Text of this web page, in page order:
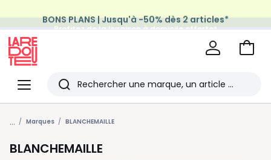
BONS PLANS | Jusqu'à -50% dès 2 articles*
Profitez de la livraison à domicile offerte*
sur tous vos achats Mode & Maison
Menu
Redoute
Rechercher
Les
derniers
articles
Aller
... Marques BLANCHEMAILLE
BLANCHEMAILLE